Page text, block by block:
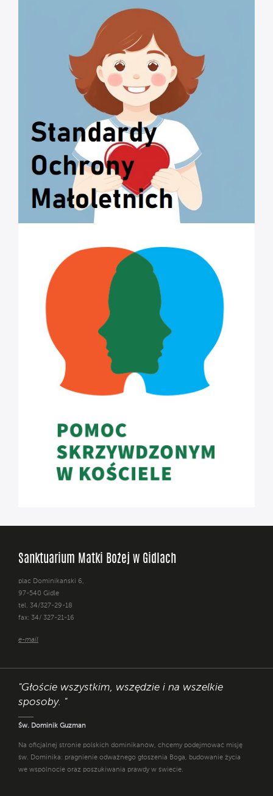
Sanktuarium Matki Bożej w Gidlach
plac Dominikański 6,
97-540 Gidle
tel. 34/327-29-18
fax: 34/ 327-21-16
e-mail
"Głoście wszystkim, wszędzie i na wszelkie
sposoby. "
Św. Dominik Guzman
Na oficjalnej stronie polskich dominikanów, chcemy podejmować misję
św. Dominika: pragnienie odważnego głoszenia Boga, budowanie życia
we wspólnocie oraz poszukiwania prawdy w świecie.